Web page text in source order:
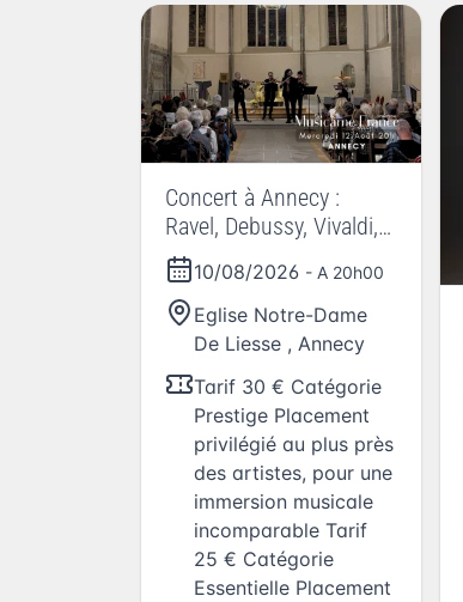
Concert à Annecy :
Ravel, Debussy, Vivaldi,
Cantemir, Mozart, Bach,
Doppler, Piazzolla,
Waxman
10/08/2026 - A 20h00
Eglise Notre-Dame
De Liesse , Annecy
Tarif 30 € Catégorie
Prestige Placement
privilégié au plus près
des artistes, pour une
immersion musicale
incomparable Tarif
25 € Catégorie
Essentielle Placement